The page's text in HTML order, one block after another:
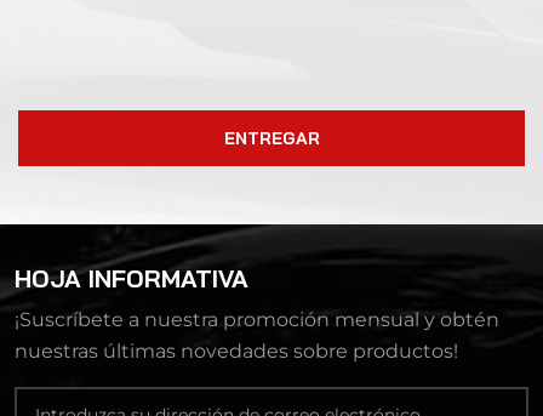
ENTREGAR
HOJA INFORMATIVA
¡Suscríbete a nuestra promoción mensual y obtén
nuestras últimas novedades sobre productos!